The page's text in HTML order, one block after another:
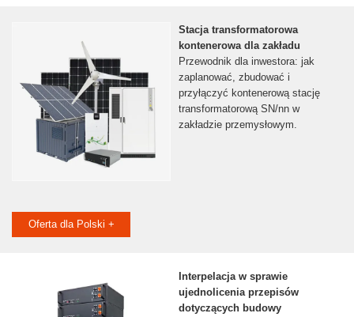
Stacja transformatorowa
kontenerowa dla zakładu
Przewodnik dla inwestora: jak
zaplanować, zbudować i
przyłączyć kontenerową stację
transformatorową SN/nn w
zakładzie przemysłowym.
Oferta dla Polski +
Interpelacja w sprawie
ujednolicenia przepisów
dotyczących budowy